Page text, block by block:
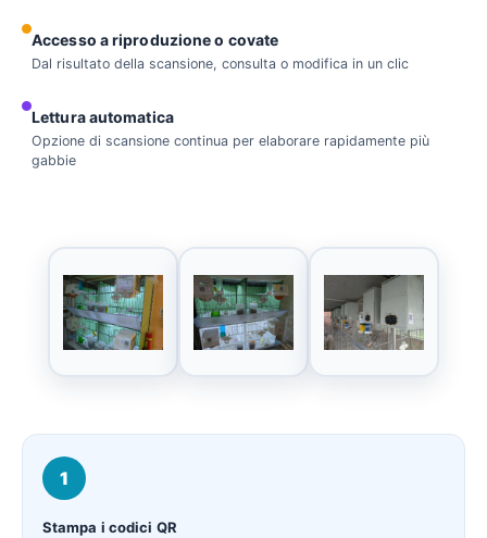
Accesso a riproduzione o covate
Dal risultato della scansione, consulta o modifica in un clic
Lettura automatica
Opzione di scansione continua per elaborare rapidamente più
gabbie
1
Stampa i codici QR